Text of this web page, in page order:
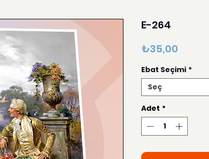
E-264
₺35,00
Ebat Seçimi *
Seç
Adet *